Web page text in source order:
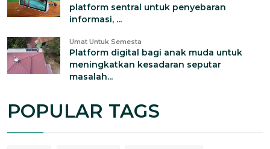
platform sentral untuk penyebaran
informasi, ...
Umat Untuk Semesta
Platform digital bagi anak muda untuk
meningkatkan kesadaran seputar
masalah...
POPULAR TAGS